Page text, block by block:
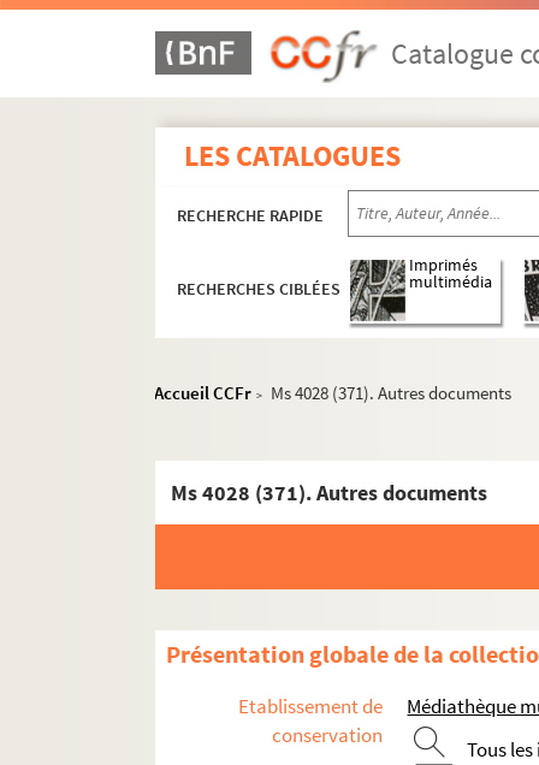
Catalogue
LES CATALOGUES
RECHERCHE RAPIDE
RECHERCHES CIBLÉES
Imprimés
multimédia
Accueil CCFr > Ms 4028 (371). Autres documents
Ms 4028 (371). Autres documents
Présentation globale de la
Etablissement de
conservation
Médiathèque
Tous